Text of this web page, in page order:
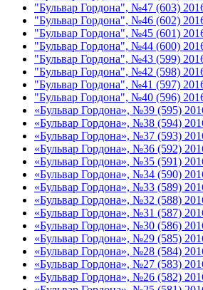
"Бульвар Гордона", №47 (603)
"Бульвар Гордона", №46 (602)
"Бульвар Гордона", №45 (601)
"Бульвар Гордона", №44 (600)
"Бульвар Гордона", №43 (599)
"Бульвар Гордона", №42 (598)
"Бульвар Гордона", №41 (597)
"Бульвар Гордона", №40 (596)
«Бульвар Гордона», №39 (595)
«Бульвар Гордона», №38 (594)
«Бульвар Гордона», №37 (593)
«Бульвар Гордона», №36 (592)
«Бульвар Гордона», №35 (591)
«Бульвар Гордона», №34 (590)
«Бульвар Гордона», №33 (589)
«Бульвар Гордона», №32 (588)
«Бульвар Гордона», №31 (587)
«Бульвар Гордона», №30 (586)
«Бульвар Гордона», №29 (585)
«Бульвар Гордона», №28 (584)
«Бульвар Гордона», №27 (583)
«Бульвар Гордона», №26 (582)